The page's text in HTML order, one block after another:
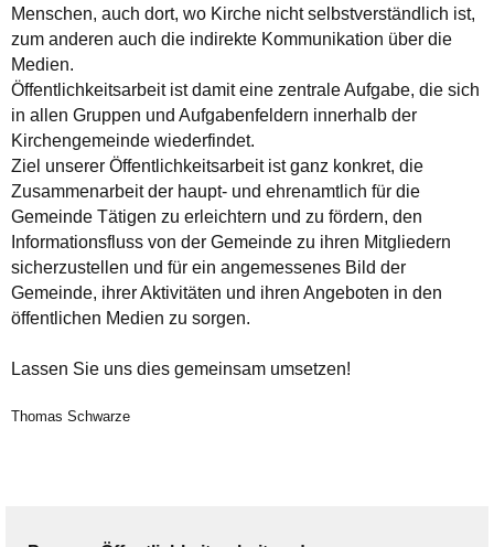
Menschen, auch dort, wo Kirche nicht selbstverständlich ist,
zum anderen auch die indirekte Kommunikation über die
Medien.
Öffentlichkeitsarbeit ist damit eine zentrale Aufgabe, die sich
in allen Gruppen und Aufgabenfeldern innerhalb der
Kirchengemeinde wiederfindet.
Ziel unserer Öffentlichkeitsarbeit ist ganz konkret, die
Zusammenarbeit der haupt- und ehrenamtlich für die
Gemeinde Tätigen zu erleichtern und zu fördern, den
Informationsfluss von der Gemeinde zu ihren Mitgliedern
sicherzustellen und für ein angemessenes Bild der
Gemeinde, ihrer Aktivitäten und ihren Angeboten in den
öffentlichen Medien zu sorgen.
Lassen Sie uns dies gemeinsam umsetzen!
Thomas Schwarze